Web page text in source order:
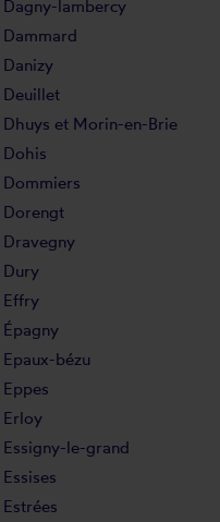
Dagny-lambercy
Dammard
Danizy
Deuillet
Dhuys et Morin-en-Brie
Dohis
Dommiers
Dorengt
Dravegny
Dury
Effry
Épagny
Epaux-bézu
Eppes
Erloy
Essigny-le-grand
Essises
Estrées